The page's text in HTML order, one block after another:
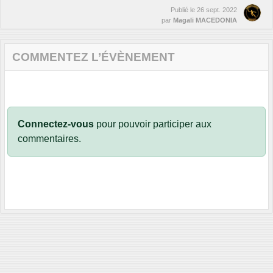
Publié le 26 sept. 2022
par Magali MACEDONIA
COMMENTEZ L’ÉVÈNEMENT
Connectez-vous pour pouvoir participer aux
commentaires.